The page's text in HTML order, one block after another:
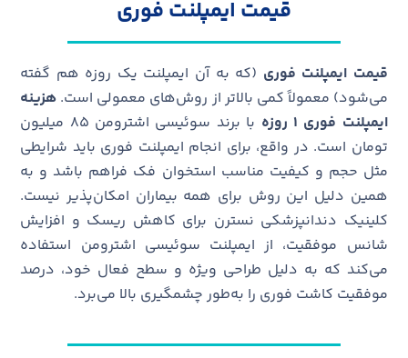
قیمت ایمپلنت فوری
قیمت ایمپلنت فوری (که به آن ایمپلنت یک روزه هم گفته
می‌شود) معمولاً کمی بالاتر از روش‌های معمولی است. هزینه
ایمپلنت فوری ۱ روزه
با برند سوئیسی اشترومن ۸۵ میلیون
تومان است. در واقع، برای انجام ایمپلنت فوری باید شرایطی
مثل حجم و کیفیت مناسب استخوان فک فراهم باشد و به
همین دلیل این روش برای همه بیماران امکان‌پذیر نیست.
کلینیک دندانپزشکی نسترن برای کاهش ریسک و افزایش
شانس موفقیت، از ایمپلنت سوئیسی اشترومن استفاده
می‌کند که به دلیل طراحی ویژه و سطح فعال خود، درصد
موفقیت کاشت فوری را به‌طور چشمگیری بالا می‌برد.